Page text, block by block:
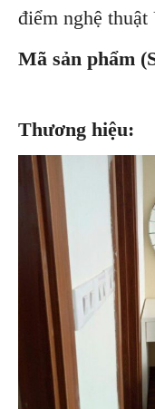
điểm nghệ
Mã sản phẩm
Thương hiệu: